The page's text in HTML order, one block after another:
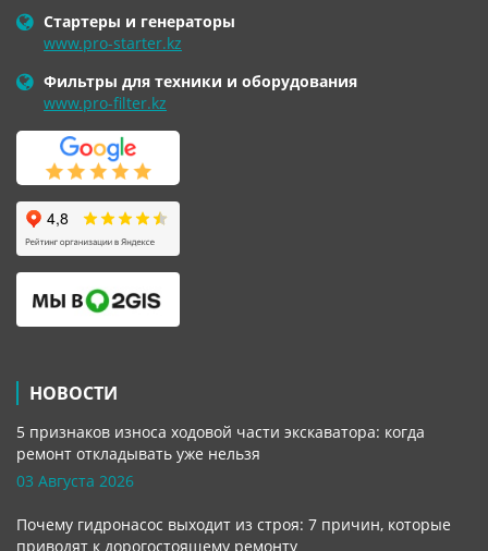
Стартеры и генераторы
www.pro-starter.kz
Фильтры для техники и оборудования
www.pro-filter.kz
НОВОСТИ
5 признаков износа ходовой части экскаватора: когда
ремонт откладывать уже нельзя
03 Августа 2026
Почему гидронасос выходит из строя: 7 причин, которые
приводят к дорогостоящему ремонту